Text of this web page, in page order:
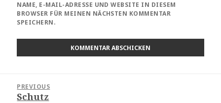
NAME, E-MAIL-ADRESSE UND WEBSITE IN DIESEM
BROWSER FÜR MEINEN NÄCHSTEN KOMMENTAR
SPEICHERN.
PREVIOUS
Previous
Schutz